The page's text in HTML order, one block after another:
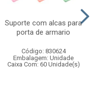
Suporte com alcas para
porta de armario
Código: 830624
Embalagem: Unidade
Caixa Com: 60 Unidade(s)